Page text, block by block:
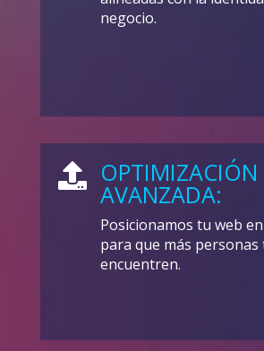
negocio.
 OPTIMIZACIÓN
AVANZADA:
Posicionamos tu web
para que más personas
encuentren.